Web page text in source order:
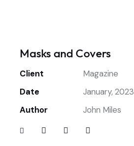
Masks and Covers
Client
Magazine
Date
January, 2023
Author
John Miles